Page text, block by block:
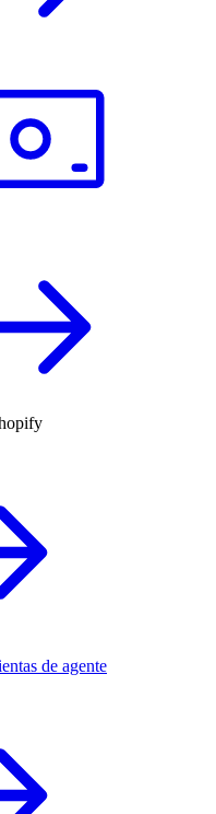
de agente